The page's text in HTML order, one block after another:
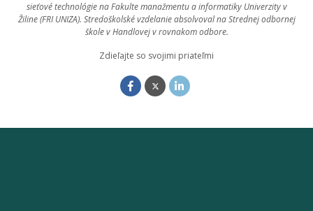
sieťové technológie na Fakulte manažmentu a informatiky Univerzity v
Žiline (FRI UNIZA). Stredoškolské vzdelanie absolvoval na Strednej odbornej
škole v Handlovej v rovnakom odbore.
Zdieľajte so svojimi priateľmi